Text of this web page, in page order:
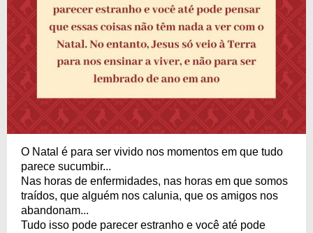
O Natal é para ser vivido nos momentos em que tudo
parece sucumbir...
Nas horas de enfermidades, nas horas em que somos
traídos, que alguém nos calunia, que os amigos nos
abandonam...
Tudo isso pode parecer estranho e você até pode